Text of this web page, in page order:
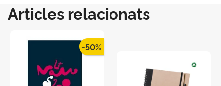
Articles relacionats
-50%